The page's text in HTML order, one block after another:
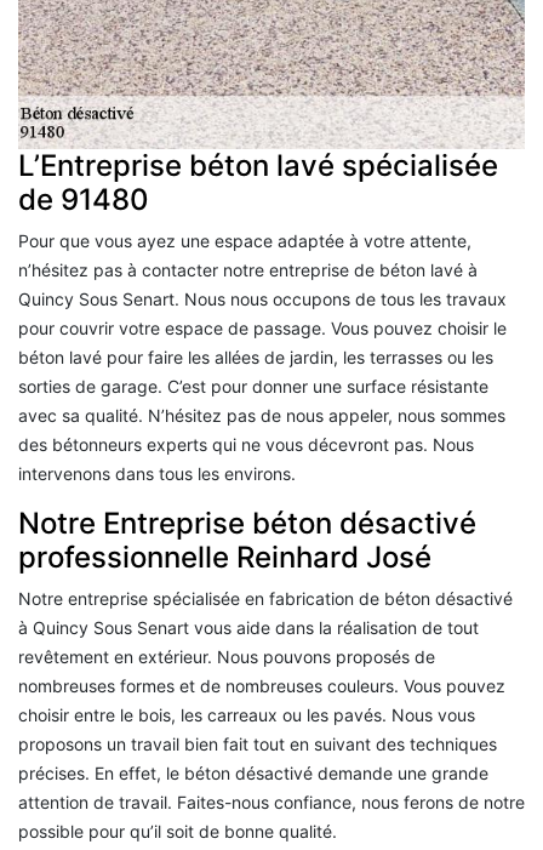
L’Entreprise béton lavé spécialisée
de 91480
Pour que vous ayez une espace adaptée à votre attente,
n’hésitez pas à contacter notre entreprise de béton lavé à
Quincy Sous Senart. Nous nous occupons de tous les travaux
pour couvrir votre espace de passage. Vous pouvez choisir le
béton lavé pour faire les allées de jardin, les terrasses ou les
sorties de garage. C’est pour donner une surface résistante
avec sa qualité. N’hésitez pas de nous appeler, nous sommes
des bétonneurs experts qui ne vous décevront pas. Nous
intervenons dans tous les environs.
Notre Entreprise béton désactivé
professionnelle Reinhard José
Notre entreprise spécialisée en fabrication de béton désactivé
à Quincy Sous Senart vous aide dans la réalisation de tout
revêtement en extérieur. Nous pouvons proposés de
nombreuses formes et de nombreuses couleurs. Vous pouvez
choisir entre le bois, les carreaux ou les pavés. Nous vous
proposons un travail bien fait tout en suivant des techniques
précises. En effet, le béton désactivé demande une grande
attention de travail. Faites-nous confiance, nous ferons de notre
possible pour qu’il soit de bonne qualité.